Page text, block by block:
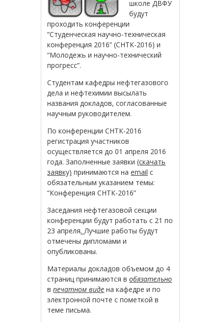
школе ДВФУ
будут
проходить конференции
“Студенческая научно-техническая
конференция 2016” (СНТК-2016) и
“Молодежь и научно-технический
прогресс”.
Студентам кафедры нефтегазового
дела и нефтехимии высылать
названия докладов, согласованные
научным руководителем.
По конференции СНТК-2016
регистрация участников
осуществляется до 01 апреля 2016
года. Заполненные заявки(скачать
заявку) принимаются наemail с
обязательным указанием темы:
“Конференция СНТК-2016”
Заседания нефтегазовой секции
конференции будут работать с 21 по
23 апреля.Лучшие работы будут
отмечены дипломами и
опубликованы.
Материалы докладов объемом до 4
страниц принимаются вобязательно
впечатном виде на кафедре и по
электронной почте с пометкой в
теме письма.